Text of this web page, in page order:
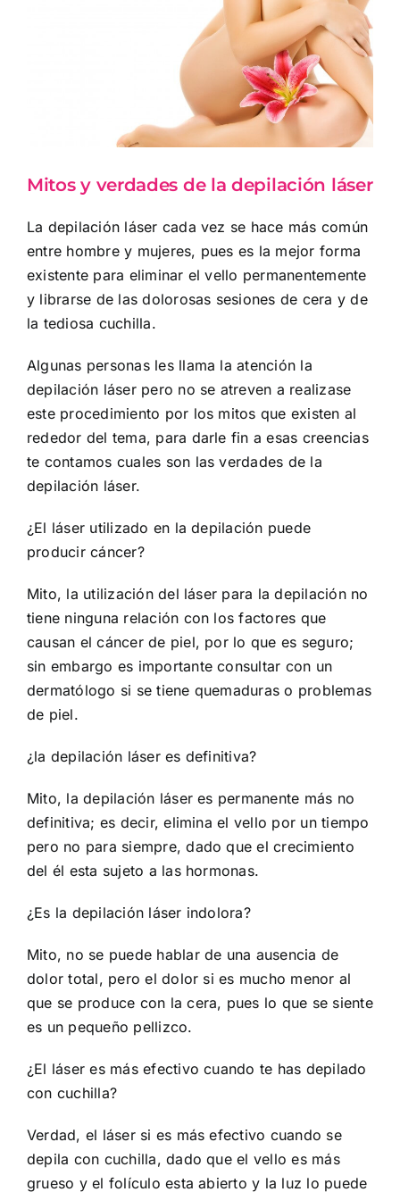
Mitos y verdades de la depilación láser
La depilación láser cada vez se hace más común
entre hombre y mujeres, pues es la mejor forma
existente para eliminar el vello permanentemente
y librarse de las dolorosas sesiones de cera y de
la tediosa cuchilla.
Algunas personas les llama la atención la
depilación láser pero no se atreven a realizase
este procedimiento por los mitos que existen al
rededor del tema, para darle fin a esas creencias
te contamos cuales son las verdades de la
depilación láser.
¿El láser utilizado en la depilación puede
producir cáncer?
Mito, la utilización del láser para la depilación no
tiene ninguna relación con los factores que
causan el cáncer de piel, por lo que es seguro;
sin embargo es importante consultar con un
dermatólogo si se tiene quemaduras o problemas
de piel.
¿la depilación láser es definitiva?
Mito, la depilación láser es permanente más no
definitiva; es decir, elimina el vello por un tiempo
pero no para siempre, dado que el crecimiento
del él esta sujeto a las hormonas.
¿Es la depilación láser indolora?
Mito, no se puede hablar de una ausencia de
dolor total, pero el dolor si es mucho menor al
que se produce con la cera, pues lo que se siente
es un pequeño pellizco.
¿El láser es más efectivo cuando te has depilado
con cuchilla?
Verdad, el láser si es más efectivo cuando se
depila con cuchilla, dado que el vello es más
grueso y el folículo esta abierto y la luz lo puede